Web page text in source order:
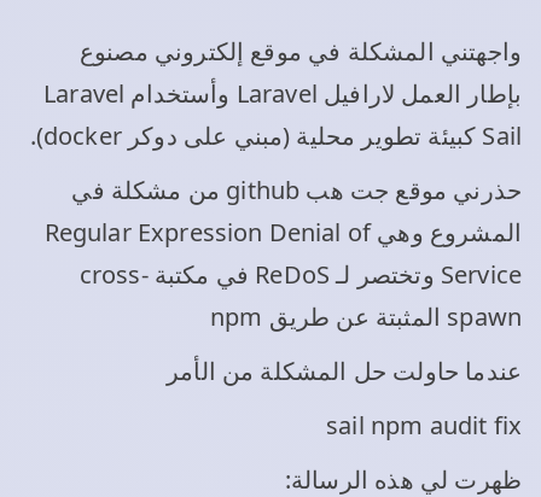
واجهتني المشكلة في موقع إلكتروني مصنوع
بإطار العمل لارافيل Laravel وأستخدام Laravel
Sail كبيئة تطوير محلية (مبني على دوكر docker).
حذرني موقع جت هب github من مشكلة في
المشروع وهي Regular Expression Denial of
Service وتختصر لـ ReDoS في مكتبة cross-
spawn المثبتة عن طريق npm
عندما حاولت حل المشكلة من الأمر
sail npm audit fix
ظهرت لي هذه الرسالة: